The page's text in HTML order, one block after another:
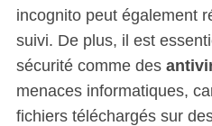
incognito peut également
suivi. De plus, il est
sécurité comme des
menaces informatiques,
fichiers téléchargés sur